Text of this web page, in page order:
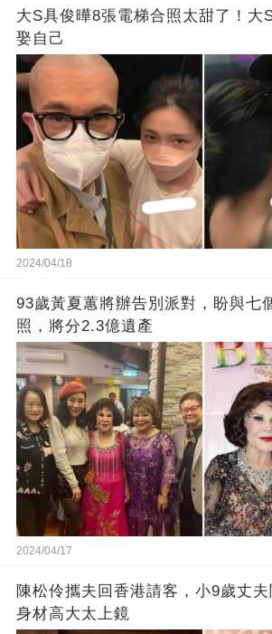
大S具俊曄8張電梯合照太甜了！大
娶自己
2024/04/18
93歲黃夏蕙將辦告別派對，盼與七
照，將分2.3億遺產
2024/04/17
陳松伶攜夫回香港請客，小9歲丈
身材高大太上鏡